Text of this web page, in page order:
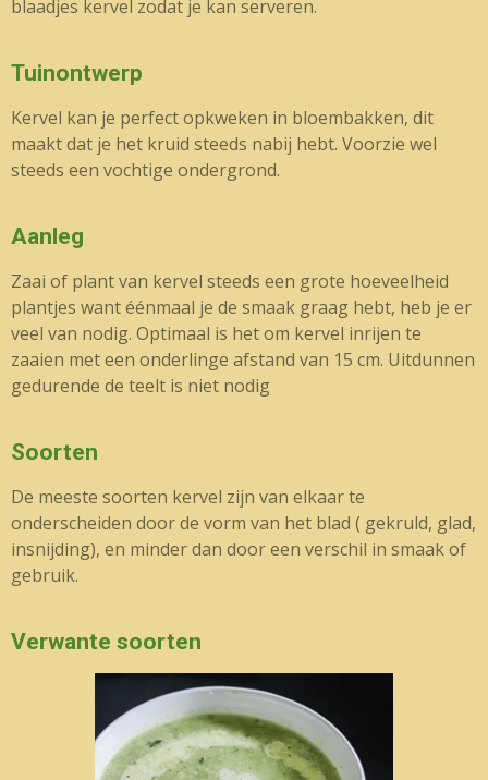
blaadjes kervel zodat je kan serveren.
Tuinontwerp
Kervel kan je perfect opkweken in bloembakken, dit
maakt dat je het kruid steeds nabij hebt. Voorzie wel
steeds een vochtige ondergrond.
Aanleg
Zaai of plant van kervel steeds een grote hoeveelheid
plantjes want éénmaal je de smaak graag hebt, heb je er
veel van nodig. Optimaal is het om kervel inrijen te
zaaien met een onderlinge afstand van 15 cm. Uitdunnen
gedurende de teelt is niet nodig
Soorten
De meeste soorten kervel zijn van elkaar te
onderscheiden door de vorm van het blad ( gekruld, glad,
insnijding), en minder dan door een verschil in smaak of
gebruik.
Verwante soorten